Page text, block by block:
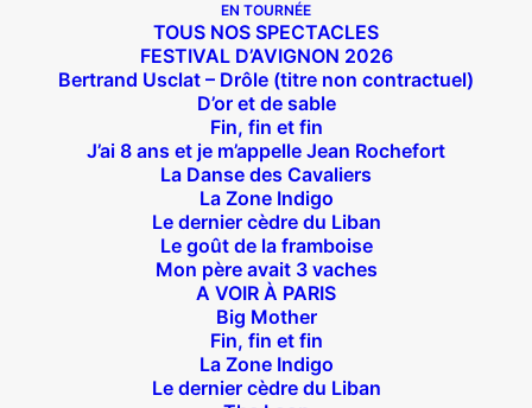
EN TOURNÉE
TOUS NOS SPECTACLES
FESTIVAL D’AVIGNON 2026
Bertrand Usclat – Drôle (titre non contractuel)
D’or et de sable
Fin, fin et fin
J’ai 8 ans et je m’appelle Jean Rochefort
La Danse des Cavaliers
La Zone Indigo
Le dernier cèdre du Liban
Le goût de la framboise
Mon père avait 3 vaches
A VOIR À PARIS
Big Mother
Fin, fin et fin
La Zone Indigo
Le dernier cèdre du Liban
Suivez nous !
Théâtre des Béliers Parisiens